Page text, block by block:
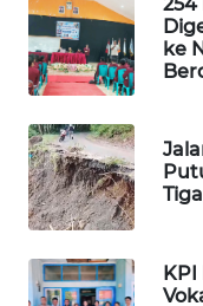
ke
LAPAK
WAHANA
Wahana
Network
KONSUMEN
LISTRIK
MASYARAKAT